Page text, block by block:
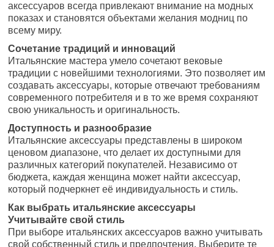
аксессуаров всегда привлекают внимание на модных
показах и становятся объектами желания модниц по
всему миру.
Сочетание традиций и инноваций
Итальянские мастера умело сочетают вековые
традиции с новейшими технологиями. Это позволяет им
создавать аксессуары, которые отвечают требованиям
современного потребителя и в то же время сохраняют
свою уникальность и оригинальность.
Доступность и разнообразие
Итальянские аксессуары представлены в широком
ценовом диапазоне, что делает их доступными для
различных категорий покупателей. Независимо от
бюджета, каждая женщина может найти аксессуар,
который подчеркнет её индивидуальность и стиль.
Как выбрать итальянские аксессуары
Учитывайте свой стиль
При выборе итальянских аксессуаров важно учитывать
свой собственный стиль и предпочтения. Выберите те